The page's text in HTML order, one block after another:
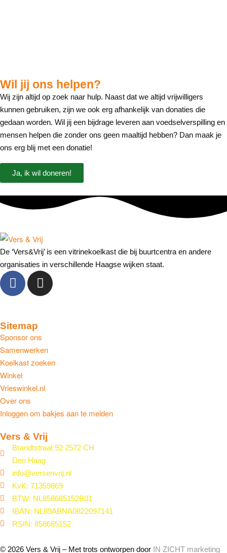
Wil jij ons helpen?
Wij zijn altijd op zoek naar hulp. Naast dat we altijd vrijwilligers
kunnen gebruiken, zijn we ook erg afhankelijk van donaties die
gedaan worden. Wil jij een bijdrage leveren aan voedselverspilling en
mensen helpen die zonder ons geen maaltijd hebben? Dan maak je
ons erg blij met een donatie!
Ja, ik wil doneren!
De ‘Vers&Vrij’ is een vitrinekoelkast die bij buurtcentra en andere
organisaties in verschillende Haagse wijken staat.
Sitemap
Sponsor ons
Samenwerken
Koelkast zoeken
Winkel
Vrieswinkel.nl
Over ons
Inloggen om bakjes aan te melden
Vers & Vrij
Brandtstraat 92 2572 CH
Den Haag
info@versenvrij.nl
KvK: 71359869
BTW: NL858685152B01
IBAN: NL89ABNA0822097141
RSIN: 858685152
© 2026 Vers & Vrij – Met trots ontworpen door IN ZICHT marketing